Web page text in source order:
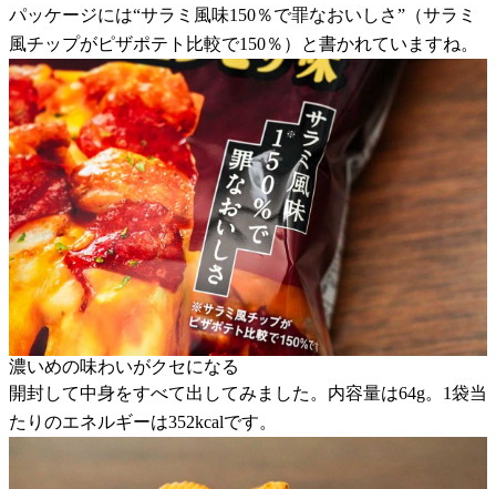
パッケージには“サラミ風味150％で罪なおいしさ”（サラミ
風チップがピザポテト比較で150％）と書かれていますね。
濃いめの味わいがクセになる
開封して中身をすべて出してみました。内容量は64g。1袋当
たりのエネルギーは352kcalです。